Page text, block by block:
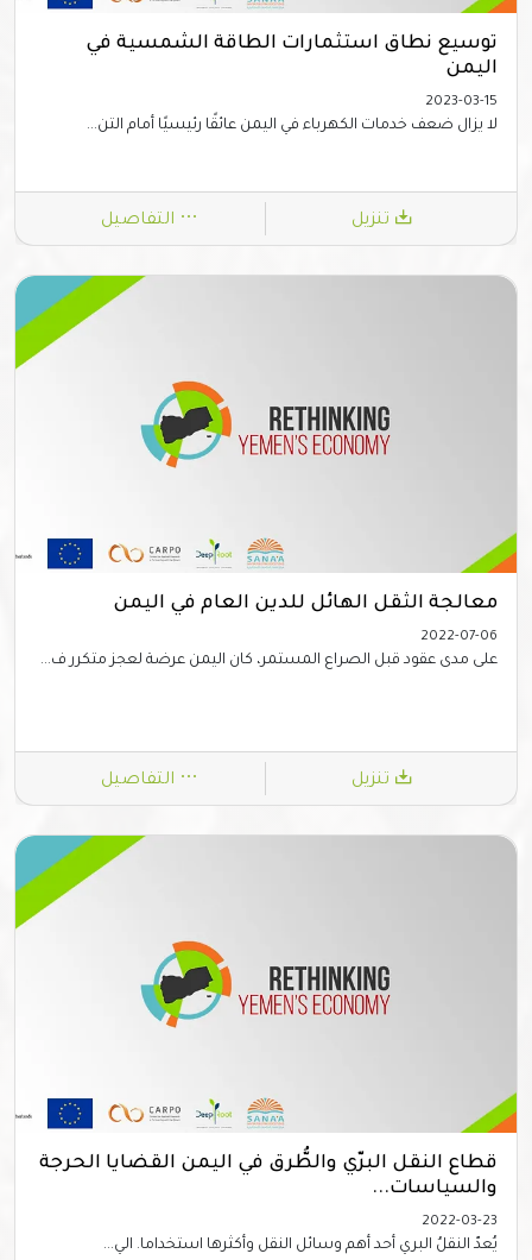
توسيع نطاق استثمارات الطاقة الشمسية في
اليمن
2023-03-15
لا يزال ضعف خدمات الكهرباء في اليمن عائقًا رئيسيًا أمام التن...
تنزيل التفاصيل
معالجة الثقل الهائل للدين العام في اليمن
2022-07-06
على مدى عقود قبل الصراع المستمر، كان اليمن عرضة لعجز متكرر ف...
تنزيل التفاصيل
قطاع النقل البرّي والطُّرق في اليمن القضايا الحرجة
والسياسات...
2022-03-23
يُعدّ النقلُ البري أحد أهم وسائل النقل وأكثرها استخداما. الي...